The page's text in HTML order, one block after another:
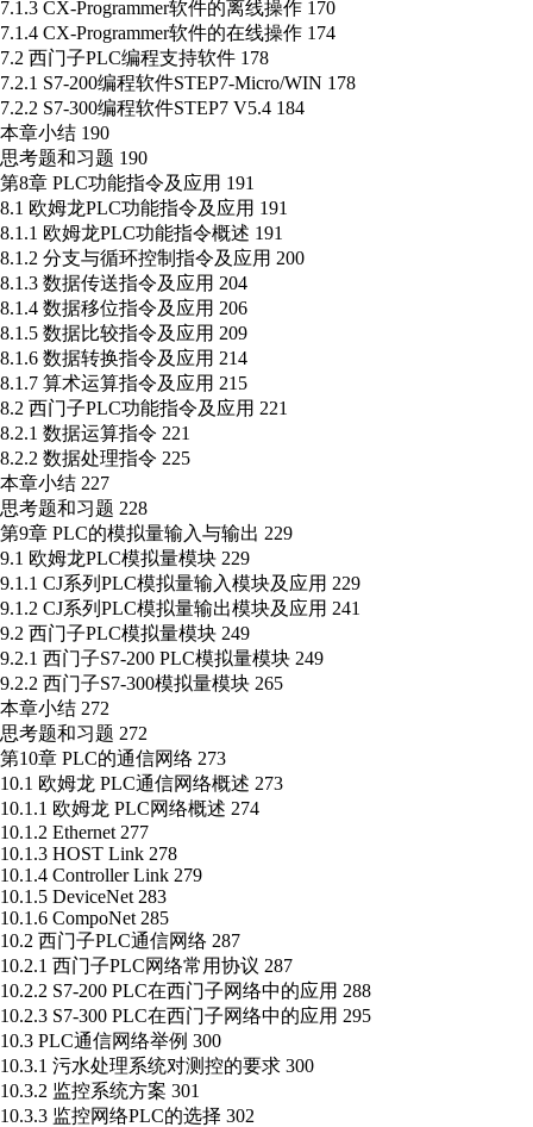
7.1.3 CX-Programmer软件的离线操作 170
7.1.4 CX-Programmer软件的在线操作 174
7.2 西门子PLC编程支持软件 178
7.2.1 S7-200编程软件STEP7-Micro/WIN 178
7.2.2 S7-300编程软件STEP7 V5.4 184
本章小结 190
思考题和习题 190
第8章 PLC功能指令及应用 191
8.1 欧姆龙PLC功能指令及应用 191
8.1.1 欧姆龙PLC功能指令概述 191
8.1.2 分支与循环控制指令及应用 200
8.1.3 数据传送指令及应用 204
8.1.4 数据移位指令及应用 206
8.1.5 数据比较指令及应用 209
8.1.6 数据转换指令及应用 214
8.1.7 算术运算指令及应用 215
8.2 西门子PLC功能指令及应用 221
8.2.1 数据运算指令 221
8.2.2 数据处理指令 225
本章小结 227
思考题和习题 228
第9章 PLC的模拟量输入与输出 229
9.1 欧姆龙PLC模拟量模块 229
9.1.1 CJ系列PLC模拟量输入模块及应用 229
9.1.2 CJ系列PLC模拟量输出模块及应用 241
9.2 西门子PLC模拟量模块 249
9.2.1 西门子S7-200 PLC模拟量模块 249
9.2.2 西门子S7-300模拟量模块 265
本章小结 272
思考题和习题 272
第10章 PLC的通信网络 273
10.1 欧姆龙 PLC通信网络概述 273
10.1.1 欧姆龙 PLC网络概述 274
10.1.2 Ethernet 277
10.1.3 HOST Link 278
10.1.4 Controller Link 279
10.1.5 DeviceNet 283
10.1.6 CompoNet 285
10.2 西门子PLC通信网络 287
10.2.1 西门子PLC网络常用协议 287
10.2.2 S7-200 PLC在西门子网络中的应用 288
10.2.3 S7-300 PLC在西门子网络中的应用 295
10.3 PLC通信网络举例 300
10.3.1 污水处理系统对测控的要求 300
10.3.2 监控系统方案 301
10.3.3 监控网络PLC的选择 302